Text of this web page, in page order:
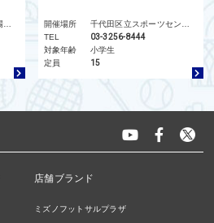
開催場所
TEL
03-3256-8444
対象年齢
小学生
定員
15
店舗ブランド
ミズノフットサルプラザ